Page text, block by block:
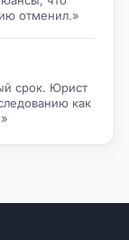
отменил.»
срок. Юрист
как